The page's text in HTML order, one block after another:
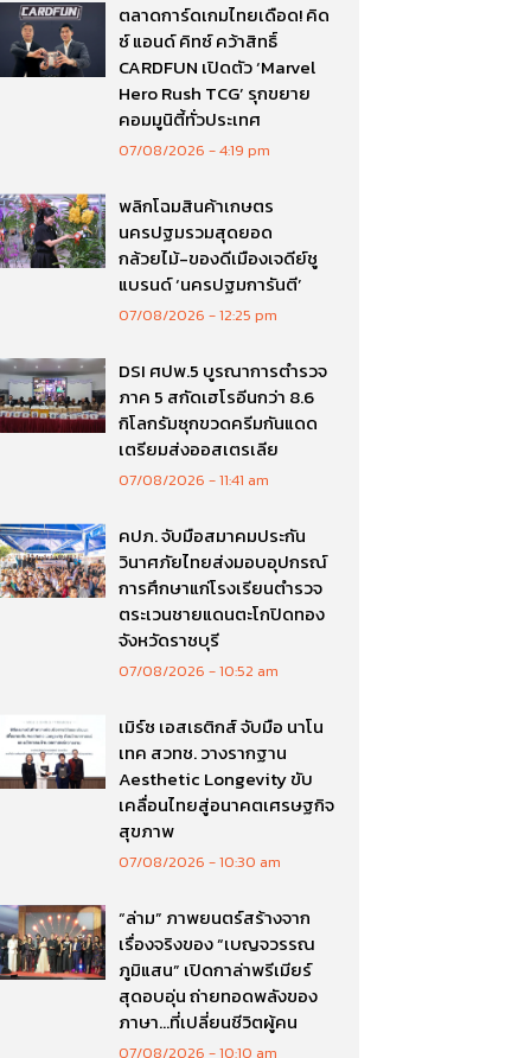
ตลาดการ์ดเกมไทยเดือด! คิด
ซ์ แอนด์ คิทซ์ คว้าสิทธิ์
CARDFUN เปิดตัว ‘Marvel
Hero Rush TCG’ รุกขยาย
คอมมูนิตี้ทั่วประเทศ
07/08/2026 4:19 pm
พลิกโฉมสินค้าเกษตร
นครปฐมรวมสุดยอด
กล้วยไม้-ของดีเมืองเจดีย์ชู
แบรนด์ ‘นครปฐมการันตี’
07/08/2026 12:25 pm
DSI ศปพ.5 บูรณาการตำรวจ
ภาค 5 สกัดเฮโรอีนกว่า 8.6
กิโลกรัมซุกขวดครีมกันแดด
เตรียมส่งออสเตรเลีย
07/08/2026 11:41 am
คปภ. จับมือสมาคมประกัน
วินาศภัยไทยส่งมอบอุปกรณ์
การศึกษาแก่โรงเรียนตำรวจ
ตระเวนชายแดนตะโกปิดทอง
จังหวัดราชบุรี
07/08/2026 10:52 am
เมิร์ซ เอสเธติกส์ จับมือ นาโน
เทค สวทช. วางรากฐาน
Aesthetic Longevity ขับ
เคลื่อนไทยสู่อนาคตเศรษฐกิจ
สุขภาพ
07/08/2026 10:30 am
“ล่าม” ภาพยนตร์สร้างจาก
เรื่องจริงของ “เบญจวรรณ
ภูมิแสน” เปิดกาล่าพรีเมียร์
สุดอบอุ่น ถ่ายทอดพลังของ
ภาษา…ที่เปลี่ยนชีวิตผู้คน
07/08/2026 10:10 am